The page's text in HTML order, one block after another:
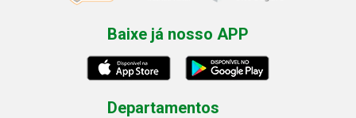
Baixe já nosso APP
Departamentos